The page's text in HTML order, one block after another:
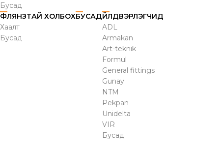
Бусад
ФЛЯНЗТАЙ ХОЛБОХ
Хаалт
Бусад
БУСАДҮЙЛДВЭРЛЭГЧИД
ADL
Armakan
Art-teknik
Formul
General fittings
Gunay
NTM
Pekpan
Unidelta
VIR
Бусад